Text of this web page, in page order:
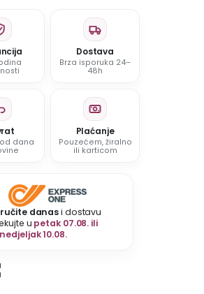
Dostava
Brza isporuka 24–
48h
dana
Plaćanje
Pouzećem, žiralno
ili karticom
danasi dostavu
u petak 07.08. ili
10.08.